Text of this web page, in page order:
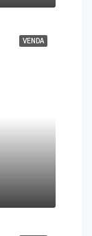
VENDA